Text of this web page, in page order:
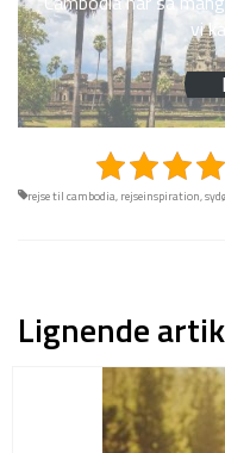
vi
rejse til cambodia, rejseinspiration,
Lignende